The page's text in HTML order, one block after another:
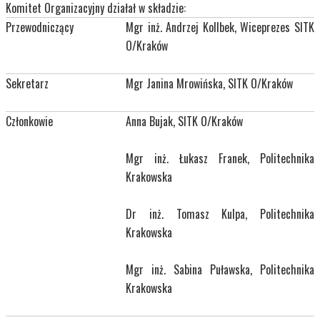
Komitet Organizacyjny działał w składzie:
Przewodniczący
Mgr inż. Andrzej Kollbek, Wiceprezes SITK
O/Kraków
Sekretarz Mgr Janina Mrowińska, SITK O/Kraków
Członkowie Anna Bujak, SITK O/Kraków
Mgr inż. Łukasz Franek, Politechnika
Krakowska
Dr inż. Tomasz Kulpa, Politechnika
Krakowska
Mgr inż. Sabina Puławska, Politechnika
Krakowska